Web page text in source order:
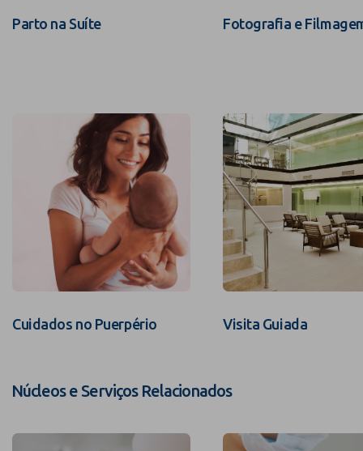
Parto na Suíte Fotografia e
Cuidados no Puerpério Visita Guiada
Núcleos e Serviços Relacionados